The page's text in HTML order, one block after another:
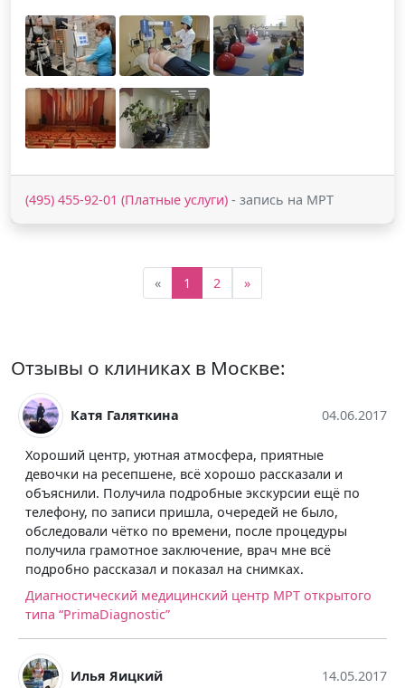
(495) 455-92-01 (Платные услуги) - запись на МРТ
« 1 2 »
Отзывы о клиниках в Москве:
Катя Галяткина 04.06.2017
Хороший центр, уютная атмосфера, приятные
девочки на ресепшене, всё хорошо рассказали и
объяснили. Получила подробные экскурсии ещё по
телефону, по записи пришла, очередей не было,
обследовали чётко по времени, после процедуры
получила грамотное заключение, врач мне всё
подробно рассказал и показал на снимках.
Диагностический медицинский центр МРТ открытого
типа “PrimaDiagnostic”
Илья Яицкий 14.05.2017